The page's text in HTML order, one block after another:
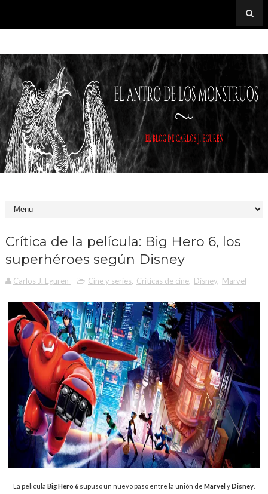
Crítica de la película: Big Hero 6, los
superhéroes según Disney
Carlos J. Eguren Cine y series, Críticas de cine, Disney, Marvel
La película Big Hero 6supuso un nuevo paso entre la unión de MarvelyDisney.